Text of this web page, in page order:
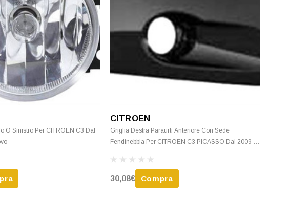
O Sinistro Per CITROEN C3 Dal
CITROEN
Griglia Destra Paraurti Anteriore Con Sede
Fendinebbia Per CITROEN C3 PICASSO Dal 2009 Al
30,08€ Compra